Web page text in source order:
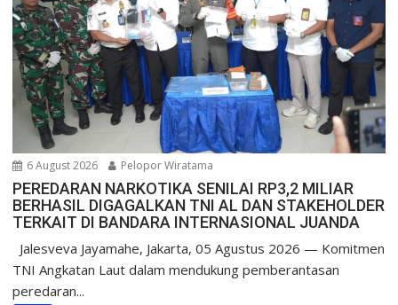
6 August 2026 Pelopor Wiratama
PEREDARAN NARKOTIKA SENILAI RP3,2 MILIAR
BERHASIL DIGAGALKAN TNI AL DAN STAKEHOLDER
TERKAIT DI BANDARA INTERNASIONAL JUANDA
Jalesveva Jayamahe, Jakarta, 05 Agustus 2026 — Komitmen
TNI Angkatan Laut dalam mendukung pemberantasan
peredaran...